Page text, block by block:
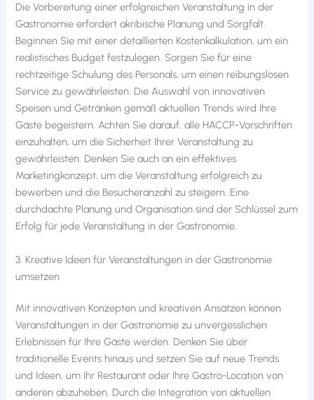
Die Vorbereitung einer erfolgreichen Veranstaltung in der
Gastronomie erfordert akribische Planung und Sorgfalt.
Beginnen Sie mit einer detaillierten Kostenkalkulation, um ein
realistisches Budget festzulegen. Sorgen Sie für eine
rechtzeitige Schulung des Personals, um einen reibungslosen
Service zu gewährleisten. Die Auswahl von innovativen
Speisen und Getränken gemäß aktuellen Trends wird Ihre
Gäste begeistern. Achten Sie darauf, alle HACCP-Vorschriften
einzuhalten, um die Sicherheit Ihrer Veranstaltung zu
gewährleisten. Denken Sie auch an ein effektives
Marketingkonzept, um die Veranstaltung erfolgreich zu
bewerben und die Besucheranzahl zu steigern. Eine
durchdachte Planung und Organisation sind der Schlüssel zum
Erfolg für jede Veranstaltung in der Gastronomie.
3. Kreative Ideen für Veranstaltungen in der Gastronomie
umsetzen
Mit innovativen Konzepten und kreativen Ansätzen können
Veranstaltungen in der Gastronomie zu unvergesslichen
Erlebnissen für Ihre Gäste werden. Denken Sie über
traditionelle Events hinaus und setzen Sie auf neue Trends
und Ideen, um Ihr Restaurant oder Ihre Gastro-Location von
anderen abzuheben. Durch die Integration von aktuellen